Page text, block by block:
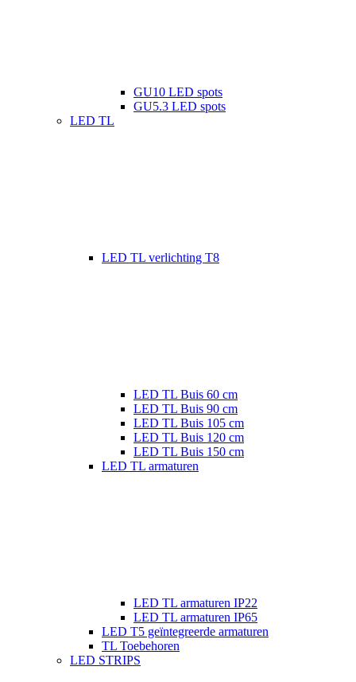
GU10 LED spots
GU5.3 LED spots
LED TL
LED TL verlichting T8
LED TL Buis 60 cm
LED TL Buis 90 cm
LED TL Buis 105 cm
LED TL Buis 120 cm
LED TL Buis 150 cm
LED TL armaturen
LED TL armaturen IP22
LED TL armaturen IP65
LED T5 geïntegreerde armaturen
TL Toebehoren
LED STRIPS